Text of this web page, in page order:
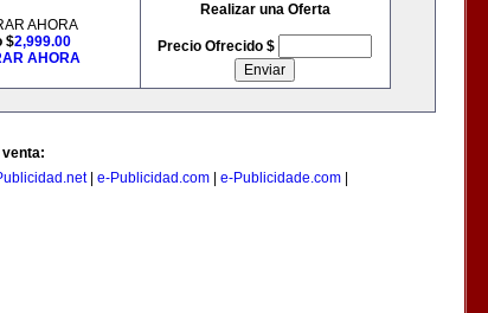
AHORA
$2,999.00
AHORA
Realizar una Oferta
Precio Ofrecido $
| e-Publicidad.com e-Publicidade.com